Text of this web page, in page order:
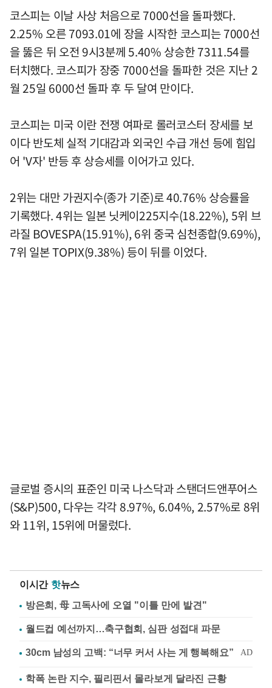
코스피는 이날 사상 처음으로 7000선을 돌파했다.
2.25% 오른 7093.01에 장을 시작한 코스피는 7000선
을 뚫은 뒤 오전 9시3분께 5.40% 상승한 7311.54를
터치했다. 코스피가 장중 7000선을 돌파한 것은 지난 2
월 25일 6000선 돌파 후 두 달여 만이다.
코스피는 미국 이란 전쟁 여파로 롤러코스터 장세를 보
이다 반도체 실적 기대감과 외국인 수급 개선 등에 힘입
어 'V자' 반등 후 상승세를 이어가고 있다.
2위는 대만 가권지수(종가 기준)로 40.76% 상승률을
기록했다. 4위는 일본 닛케이225지수(18.22%), 5위 브
라질 BOVESPA(15.91%), 6위 중국 심천종합(9.69%),
7위 일본 TOPIX(9.38%) 등이 뒤를 이었다.
글로벌 증시의 표준인 미국 나스닥과 스탠더드앤푸어스
(S&P)500, 다우는 각각 8.97%, 6.04%, 2.57%로 8위
와 11위, 15위에 머물렀다.
이시간 핫뉴스
방은희, 母 고독사에 오열 "이틀 만에 발견"
월드컵 예선까지…축구협회, 심판 성접대 파문
학폭 논란 지수, 필리핀서 몰라보게 달라진 근황